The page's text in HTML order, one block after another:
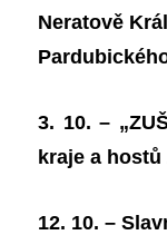
Neratově
3. 10. –
kraje a hostů
12. 10. –